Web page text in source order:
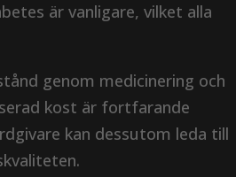
är vanligare, vilket alla
genom medicinering och
kost är fortfarande
kan dessutom leda till